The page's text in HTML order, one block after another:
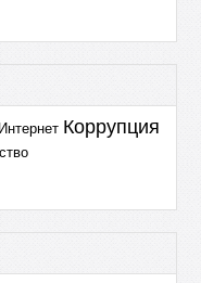
Интернет Коррупция